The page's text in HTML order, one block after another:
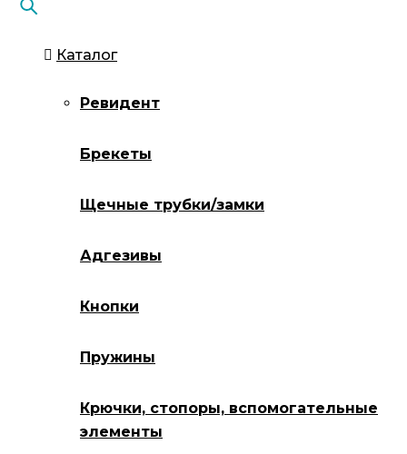
Каталог
Ревидент
Брекеты
Щечные трубки/замки
Адгезивы
Кнопки
Пружины
Крючки, стопоры, вспомогательные
элементы